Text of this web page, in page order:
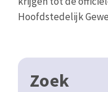
Hoofdstedelijk
Zoek